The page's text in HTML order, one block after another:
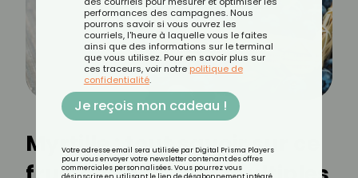
Myrtille : tout savoir sur ce
performances des campagnes. Nous
pourrons savoir si vous ouvrez les
courriels, l'heure à laquelle vous le faites
ainsi que des informations sur le terminal
que vous utilisez. Pour en savoir plus sur
ces traceurs, voir notre politique de
confidentialité.
Je reçois mon cadeau !
Votre adresse email sera utilisée par Digital Prisma Players
pour vous envoyer votre newsletter contenant des offres
commerciales personnalisées. Vous pourrez vous